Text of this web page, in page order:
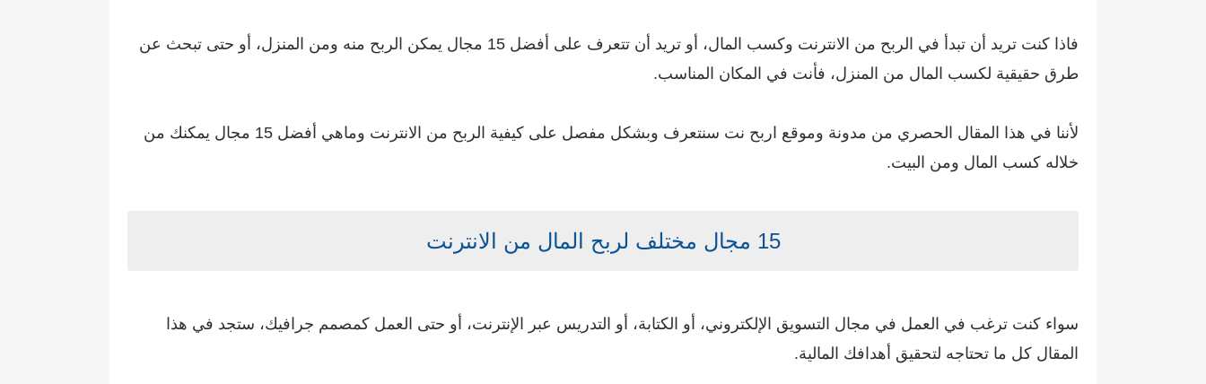
فاذا كنت تريد أن تبدأ في الربح من الانترنت وكسب المال، أو تريد أن تتعرف على أفضل 15 مجال يمكن الربح منه ومن المنزل، أو حتى تبحث عن
طرق حقيقية لكسب المال من المنزل، فأنت في المكان المناسب.
لأننا في هذا المقال الحصري من مدونة وموقع اربح نت سنتعرف وبشكل مفصل على كيفية الربح من الانترنت وماهي أفضل 15 مجال يمكنك من
خلاله كسب المال ومن البيت.
15 مجال مختلف لربح المال من الانترنت
سواء كنت ترغب في العمل في مجال التسويق الإلكتروني، أو الكتابة، أو التدريس عبر الإنترنت، أو حتى العمل كمصمم جرافيك، ستجد في هذا
المقال كل ما تحتاجه لتحقيق أهدافك المالية.